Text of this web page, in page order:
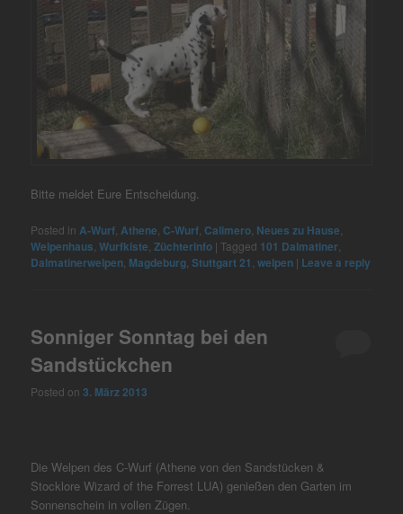
Bitte meldet Eure Entscheidung.
Posted in A-Wurf Athene ,C-Wurf ,Calimero Neues zu Hause
Welpenhaus ,Wurfkiste ,Züchterinfo |Tagged 101 Dalmatiner
Dalmatinerwelpen Magdeburg ,Stuttgart 21 ,welpen | Leave a reply
Sonniger Sonntag bei den
Sandstückchen
Posted on3. März 2013
Die Welpen des C-Wurf (Athene von den Sandstücken &
Stocklore Wizard of the Forrest LUA) genießen den Garten im
Sonnenschein in vollen Zügen.